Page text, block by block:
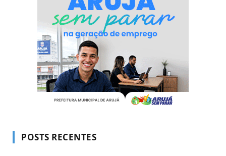
POSTS RECENTES